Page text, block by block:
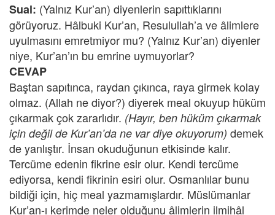
Sual: (Yalnız Kur’an) diyenlerin sapıttıklarını
görüyoruz. Hâlbuki Kur’an, Resulullah’a ve âlimlere
uyulmasını emretmiyor mu? (Yalnız Kur’an) diyenler
niye, Kur’an’ın bu emrine uymuyorlar?
CEVAP
Baştan sapıtınca, raydan çıkınca, raya girmek kolay
olmaz. (Allah ne diyor?) diyerek meal okuyup hüküm
çıkarmak çok zararlıdır. (Hayır, ben hüküm çıkarmak
için değil de Kur’an’da ne var diye okuyorum) demek
de yanlıştır. İnsan okuduğunun etkisinde kalır.
Tercüme edenin fikrine esir olur. Kendi tercüme
ediyorsa, kendi fikrinin esiri olur. Osmanlılar bunu
bildiği için, hiç meal yazmamışlardır. Müslümanlar
Kur’an-ı kerimde neler olduğunu âlimlerin ilmihâl